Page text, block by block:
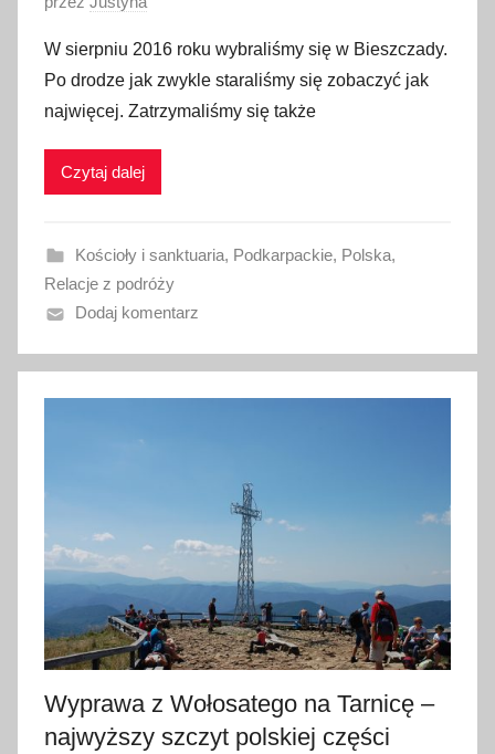
u
b
l
i
a
n
o
7
s
c
n
i
2
0
1
W sierpniu 2016 roku wybraliśmy się w Bieszczady.
Po drodze jak zwykle staraliśmy się zobaczyć jak
najwięcej. Zatrzymaliśmy się także
Czytaj dalej
Kościoły i sanktuaria, Podkarpackie, Polska,
Relacje z podróży
Dodaj komentarz
Wyprawa z Wołosatego na Tarnicę –
najwyższy szczyt polskiej części